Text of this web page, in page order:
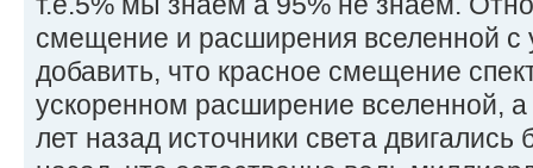
смещение и расширения вселенной с
добавить, что красное смещение
ускоренном расширение вселенной,
лет назад источники света